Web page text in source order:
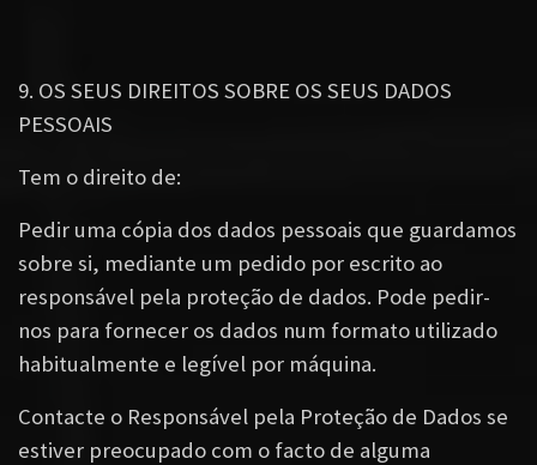
9. OS SEUS DIREITOS SOBRE OS SEUS DADOS
PESSOAIS
Tem o direito de:
Pedir uma cópia dos dados pessoais que guardamos
sobre si, mediante um pedido por escrito ao
responsável pela proteção de dados. Pode pedir-
nos para fornecer os dados num formato utilizado
habitualmente e legível por máquina.
Contacte o Responsável pela Proteção de Dados se
estiver preocupado com o facto de alguma